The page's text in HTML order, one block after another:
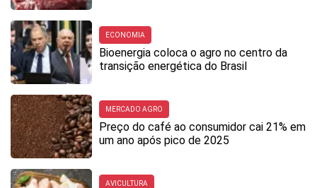
ECONOMIA
Bioenergia coloca o agro no centro da
transição energética do Brasil
MERCADO AGRO
Preço do café ao consumidor cai 21% em
um ano após pico de 2025
AVICULTURA